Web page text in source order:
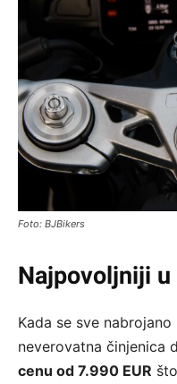
Foto: BJBikers
Najpovoljniji
Kada se sve
neverovatna činjenica
cenu od 7.990 EUR